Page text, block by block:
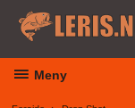
innholdet
Meny